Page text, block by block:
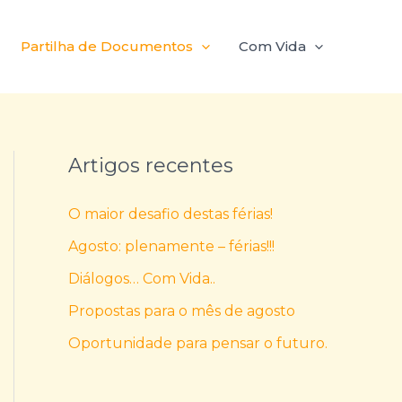
Partilha de Documentos Com Vida
Artigos recentes
O maior desafio destas férias!
Agosto: plenamente – férias!!!
Diálogos… Com Vida..
Propostas para o mês de agosto
Oportunidade para pensar o futuro.